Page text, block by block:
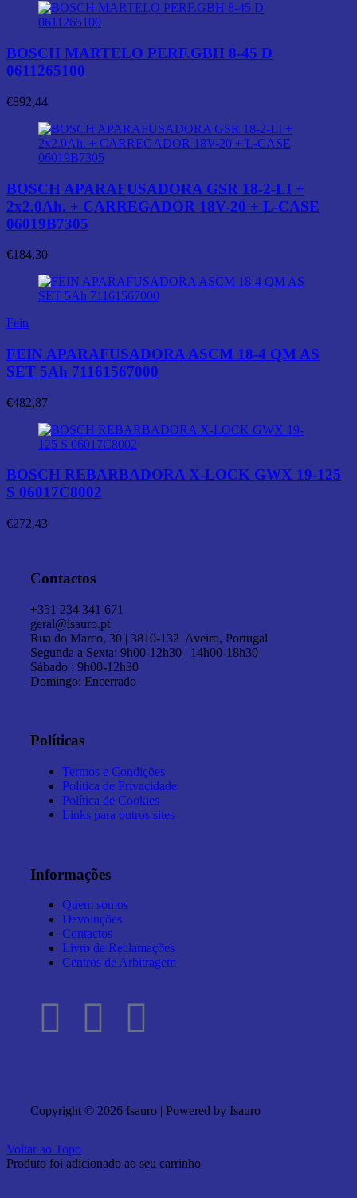
BOSCH MARTELO PERF.GBH 8-45 D
0611265100
€892,44
BOSCH APARAFUSADORA GSR 18-2-LI +
2x2.0Ah. + CARREGADOR 18V-20 + L-CASE
06019B7305
€184,30
Fein
FEIN APARAFUSADORA ASCM 18-4 QM AS
SET 5Ah 71161567000
€482,87
BOSCH REBARBADORA X-LOCK GWX 19-125
S 06017C8002
€272,43
Contactos
+351 234 341 671
geral@isauro.pt
Rua do Marco, 30 | 3810-132 Aveiro, Portugal
Segunda a Sexta: 9h00-12h30 | 14h00-18h30
Sábado : 9h00-12h30
Domingo: Encerrado
Políticas
Termos e Condições
Política de Privacidade
Política de Cookies
Links para outros sites
Informações
Quem somos
Devoluções
Contactos
Livro de Reclamações
Centros de Arbitragem
Copyright © 2026 Isauro | Powered by Isauro
Voltar ao Topo
Produto foi adicionado ao seu carrinho